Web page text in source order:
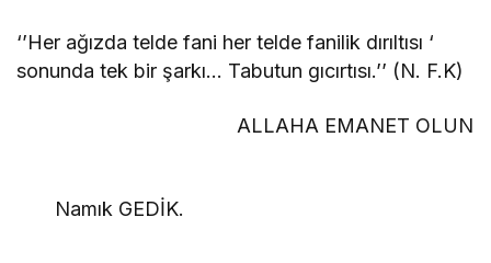
‘’Her ağızda telde fani her telde fanilik dırıltısı ‘
sonunda tek bir şarkı… Tabutun gıcırtısı.’’ (N. F.K)
ALLAHA EMANET OLUN
Namık GEDİK.